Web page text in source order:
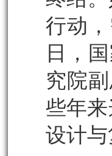
行动
日，
究院
些年
设计